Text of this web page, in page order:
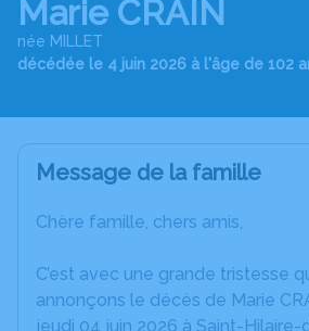
Marie CRAIN
née MILLET
décédée le 4 juin 2026 à l'âge de 102
Message de la famille
Chère famille, chers amis,
C’est avec une grande tristesse
annonçons le décès de Marie
jeudi 04 juin 2026 à Saint-Hilaire-